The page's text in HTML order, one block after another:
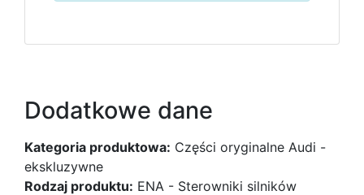
Dodatkowe dane
Kategoria produktowa: Części oryginalne Audi -
ekskluzywne
Rodzaj produktu: ENA - Sterowniki silników